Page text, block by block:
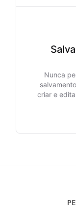
Nunca
criar e